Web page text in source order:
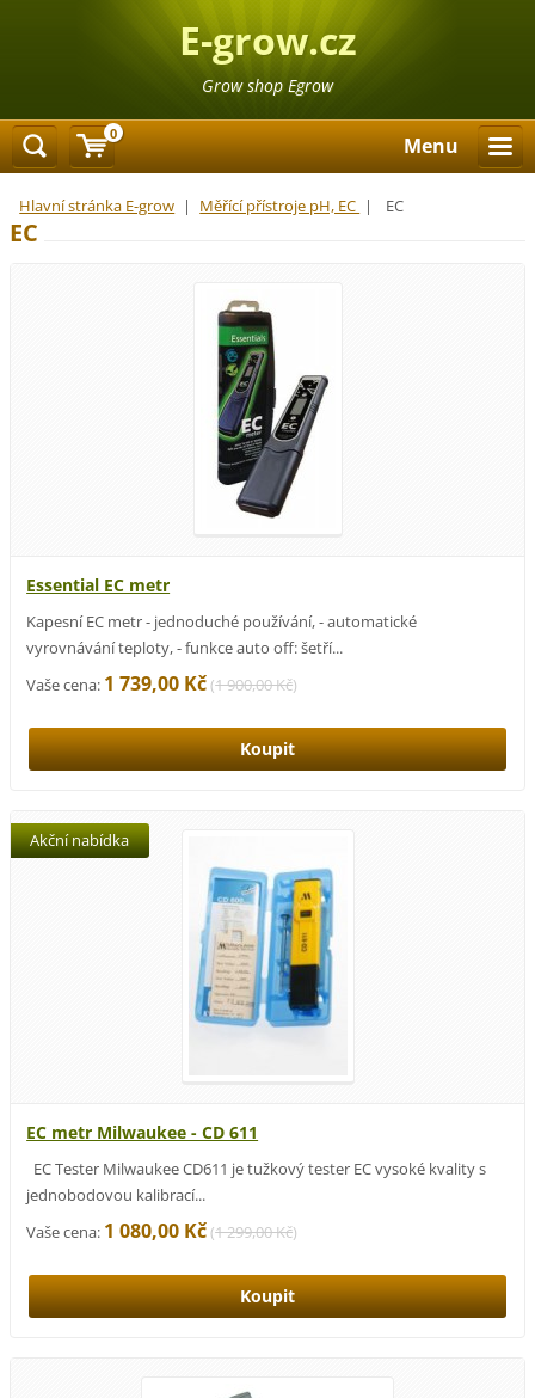
E-grow.cz
Grow shop Egrow
Menu
Hlavní stránka E-grow | Měřící přístroje pH, EC | EC
EC
Essential EC metr
Kapesní EC metr - jednoduché používání, - automatické
vyrovnávání teploty, - funkce auto off: šetří...
Vaše cena: 1 739,00 Kč(1 900,00 Kč)
EC metr Milwaukee - CD 611
Akční nabídka
EC Tester Milwaukee CD611 je tužkový tester EC vysoké kvality s
jednobodovou kalibrací...
Vaše cena: 1 080,00 Kč(1 299,00 Kč)
0